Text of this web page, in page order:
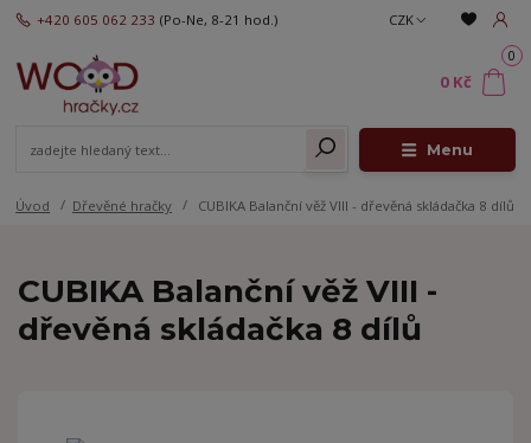
Menu
CZK
+420 605 062 233 (Po-Ne, 8-21 hod.)
0
0 Kč
Úvod Dřevěné hračky CUBIKA Balanční věž VIII - dřevěná skládačka 8 dílů
CUBIKA Balanční věž VIII -
dřevěná skládačka 8 dílů